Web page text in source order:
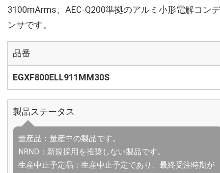
3100mArms、AEC-Q200準拠のアルミ小形電解コンデ
ンサです。
品番
EGXF800ELL911MM30S
製品ステータス
量産品：量産中の製品です。
NRND：新規採用を推奨しない製品です。
生産中止予定品：生産中止予定であり、最終受注時期が